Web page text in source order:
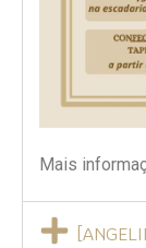
Mais